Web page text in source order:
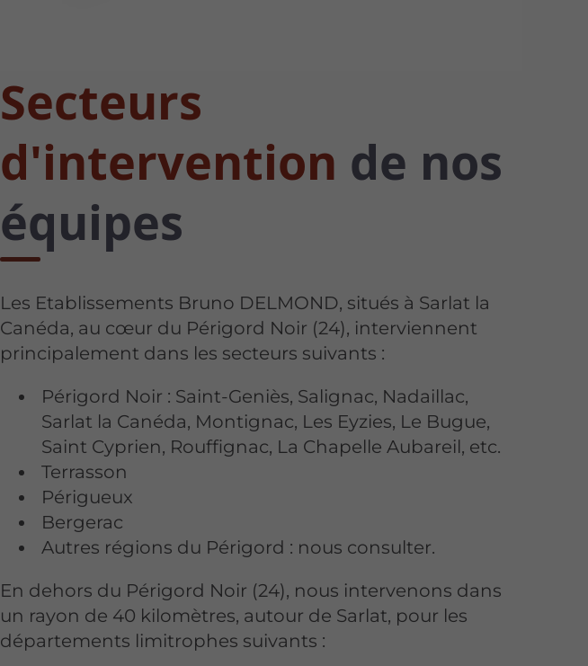
Secteurs
d'intervention de nos
équipes
Les Etablissements Bruno DELMOND, situés à Sarlat la
Canéda, au cœur du Périgord Noir (24), interviennent
principalement dans les secteurs suivants :
Périgord Noir : Saint-Geniès, Salignac, Nadaillac,
Sarlat la Canéda, Montignac, Les Eyzies, Le Bugue,
Saint Cyprien, Rouffignac, La Chapelle Aubareil, etc.
Terrasson
Périgueux
Bergerac
Autres régions du Périgord : nous consulter.
En dehors du Périgord Noir (24), nous intervenons dans
un rayon de 40 kilomètres, autour de Sarlat, pour les
départements limitrophes suivants :